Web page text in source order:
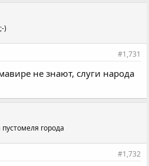
)
#1,731
не знают, слуги народа
города
#1,732